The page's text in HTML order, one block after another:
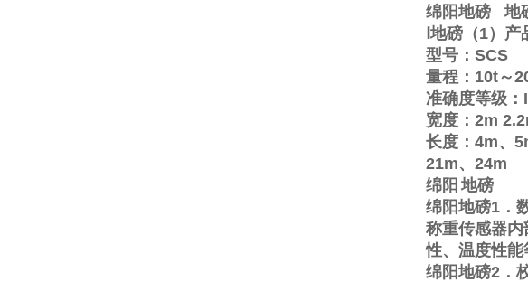
绵阳地磅
地
地磅（1）产
型号： SCS
量程： 10t～
准确度等级：
宽度： 2m
长度： 4m、
21m、 24m
绵阳 地磅
绵阳地磅1 ．
称重传感器
性、温度性能
绵阳地磅2 ．